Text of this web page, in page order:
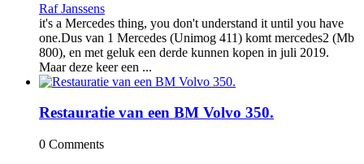
Raf Janssens
it's a Mercedes thing, you don't understand it until you have
one.Dus van 1 Mercedes (Unimog 411) komt mercedes2 (Mb
800), en met geluk een derde kunnen kopen in juli 2019.
Maar deze keer een ...
Restauratie van een BM Volvo 350.
0 Comments